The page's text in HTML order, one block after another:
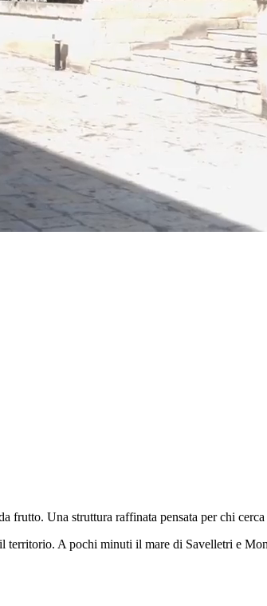
Una struttura raffinata pensata per chi
territorio. A pochi minuti il mare di Savelletri e